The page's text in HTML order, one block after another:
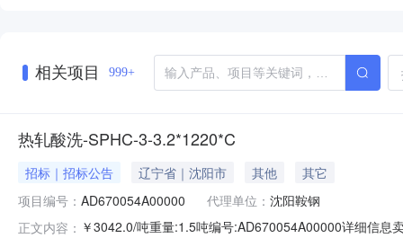
相关项目 999+
热轧酸洗-SPHC-3-3.2*1220*C
招标｜招标公告 辽宁省｜沈阳市 其他
其它
项目编号： AD670054A00000 代理单位： 沈阳鞍钢
正文内容： ￥3042.0/吨重量:1.5吨编号:AD670054A00000详细信息